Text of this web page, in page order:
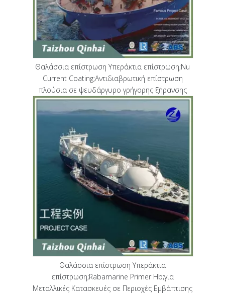
Θαλάσσια επίστρωση Υπεράκτια επίστρωση;Nu
Current Coating;Αντιδιαβρωτική επίστρωση
πλούσια σε ψευδάργυρο γρήγορης ξήρανσης
Θαλάσσια επίστρωση Υπεράκτια
επίστρωση;Rabamarine Primer Hb;για
Μεταλλικές Κατασκευές σε Περιοχές Εμβάπτισης